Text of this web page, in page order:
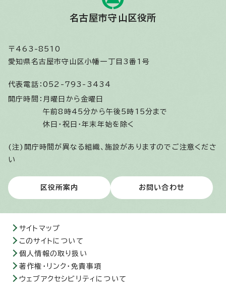
名古屋市守山区役所
〒463-8510
愛知県名古屋市守山区小幡一丁目3番1号
代表電話： 052-793-3434
開庁時間： 月曜日から金曜日
午前8時45分から午後5時15分まで
休日・祝日・年末年始を除く
(注)開庁時間が異なる組織、施設がありますのでご注意くださ
い
区役所案内 お問い合わせ
サイトマップ
このサイトについて
個人情報の取り扱い
著作権・リンク・免責事項
ウェブアクセシビリティについて